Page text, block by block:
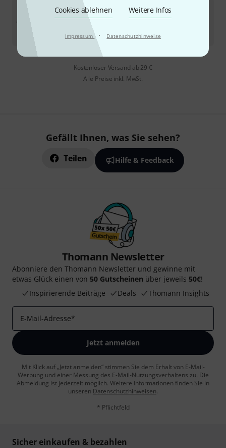
Cookies ablehnen Weitere Infos
Impressum · Datenschutzhinweise
Stairville The Tube II Tour Bundle 2
In 11–14 Wochen lieferbar
3.199€
Kostenloser Versand ab 29 €
Alle Preise inkl. MwSt.
Gefällt Ihnen, was Sie sehen?
Teilen Hilfe & Feedback
Thomann Newsletter
Abonniere den Thomann Newsletter und gewinne mit
etwas Glück einen von 50 Gutscheinen über jeweils 50€!
Inspirierende Beiträge
Deals Thomann Insights
E-Mail-Adresse*
Jetzt anmelden
Mit Klick auf „Jetzt anmelden“ stimmen Sie dem Erhalt von E-Mail-
Werbung und einer Messung des E-Mail-Nutzungsverhaltens zu. Die
Abmeldung ist jederzeit möglich. Weitere Informationen finden Sie in
unseren Datenschutzhinweisen.
* Pflichtfeld
Sicher einkaufen & bezahlen